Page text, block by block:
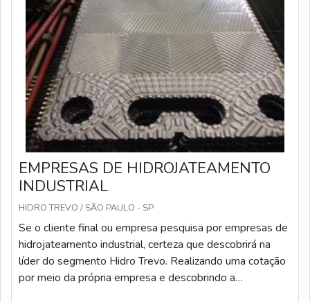
EMPRESAS DE HIDROJATEAMENTO
INDUSTRIAL
HIDRO TREVO / SÃO PAULO - SP
Se o cliente final ou empresa pesquisa por empresas de
hidrojateamento industrial, certeza que descobrirá na
líder do segmento Hidro Trevo. Realizando uma cotação
por meio da própria empresa e descobrindo a